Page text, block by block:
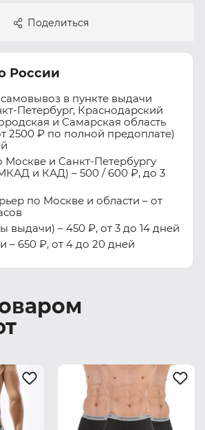
Поделиться
России
в пункте выдачи
Петербург, Краснодарский
и Самарская область
2500 ₽ по полной предоплате)
Москве и Санкт-Петербургу
и КАД) – 500 / 600 ₽, до 3
по Москве и области – от
выдачи) – 450 ₽, от 3 до 14 дней
– 650 ₽, от 4 до 20 дней